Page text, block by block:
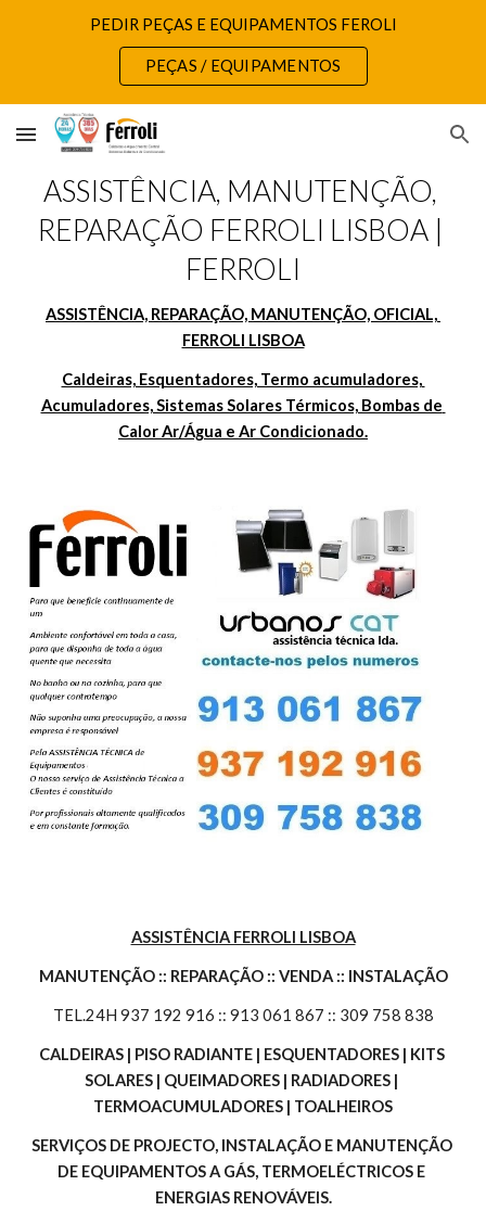
Skip to main content
PEDIR PEÇAS E EQUIPAMENTOS FEROLI
PEÇAS / EQUIPAMENTOS
ASSISTÊNCIA, MANUTENÇÃO,
REPARAÇÃO FERROLI LISBOA |
FERROLI
ASSISTÊNCIA, REPARAÇÃO, MANUTENÇÃO, OFICIAL,
FERROLI LISBOA
Caldeiras, Esquentadores, Termo acumuladores,
Acumuladores, Sistemas Solares Térmicos, Bombas de
Calor Ar/Água e Ar Condicionado.
ASSISTÊNCIA FERROLI LISBOA
MANUTENÇÃO :: REPARAÇÃO :: VENDA :: INSTALAÇÃO
TEL.24H 937 192 916 :: 913 061 867 :: 309 758 838
CALDEIRAS | PISO RADIANTE | ESQUENTADORES | KITS
SOLARES | QUEIMADORES | RADIADORES |
TERMOACUMULADORES | TOALHEIROS
SERVIÇOS DE PROJECTO, INSTALAÇÃO E MANUTENÇÃO
DE EQUIPAMENTOS A GÁS, TERMOELÉCTRICOS E
ENERGIAS RENOVÁVEIS.